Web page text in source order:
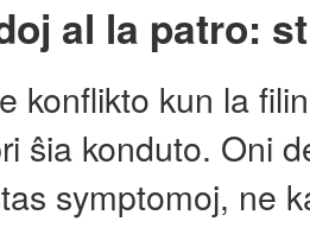
al la patro:
konflikto kun la
ŝia konduto. Oni
symptomoj, ne